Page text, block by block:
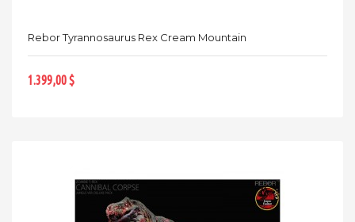
Rebor Tyrannosaurus Rex Cream Mountain
1.399,00 $